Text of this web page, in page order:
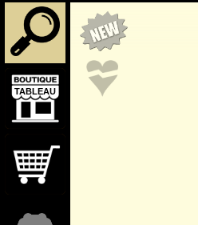
TABLEAU
TABLEAU